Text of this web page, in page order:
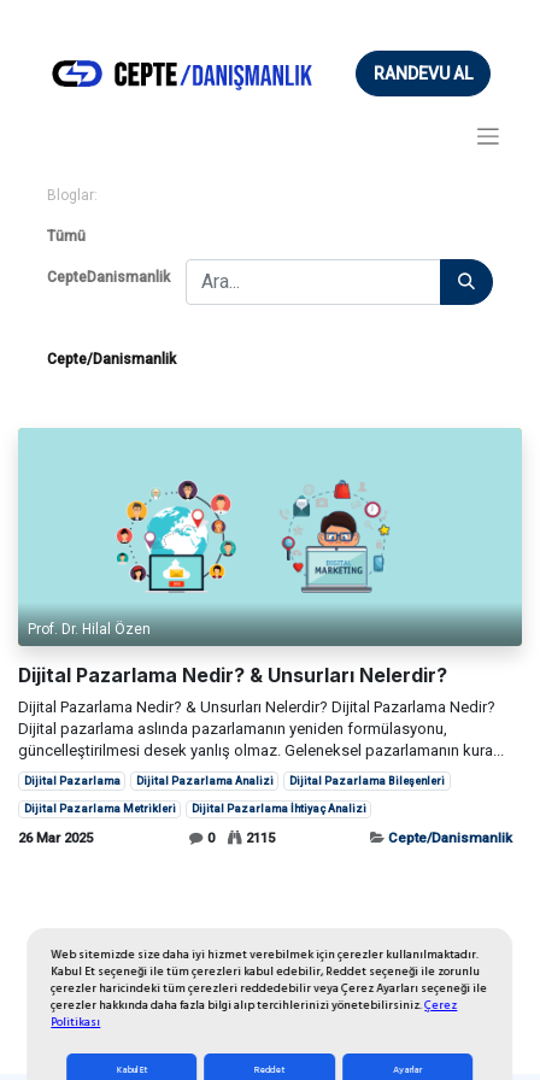
Web sitemizde size daha iyi hizmet verebilmek için çerezler kullanılmaktadır.
Kabul Et seçeneği ile tüm çerezleri kabul edebilir, Reddet seçeneği ile zorunlu
çerezler haricindeki tüm çerezleri reddedebilir veya Çerez Ayarları seçeneği ile
çerezler hakkında daha fazla bilgi alıp tercihlerinizi yönetebilirsiniz.Çerez
Politikası
Kabul Et Reddet Ayarlar
RANDEVU AL
Bloglar:
Tümü
CepteDanismanlik
Cepte/Danismanlik
Prof. Dr. Hilal Özen
Dijital Pazarlama Nedir? & Unsurları Nelerdir?
Dijital Pazarlama Nedir? & Unsurları Nelerdir? Dijital Pazarlama Nedir?
Dijital pazarlama aslında pazarlamanın yeniden formülasyonu,
güncelleştirilmesi desek yanlış olmaz. Geleneksel pazarlamanın kura...
Dijital Pazarlama Dijital Pazarlama Analizi Dijital Pazarlama Bileşenleri
Dijital Pazarlama Metrikleri Dijital Pazarlama İhtiyaç Analizi
26 Mar 2025 0 2115 Cepte/Danismanlik